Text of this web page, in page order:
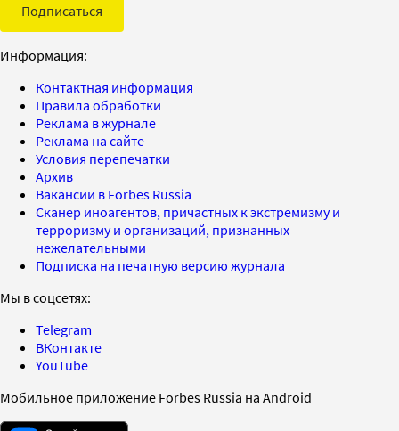
Подписаться
Информация:
Контактная информация
Правила обработки
Реклама в журнале
Реклама на сайте
Условия перепечатки
Архив
Вакансии в Forbes Russia
Сканер иноагентов, причастных к экстремизму и
терроризму и организаций, признанных
нежелательными
Подписка на печатную версию журнала
Мы в соцсетях:
Telegram
ВКонтакте
YouTube
Мобильное приложение Forbes Russia на Android